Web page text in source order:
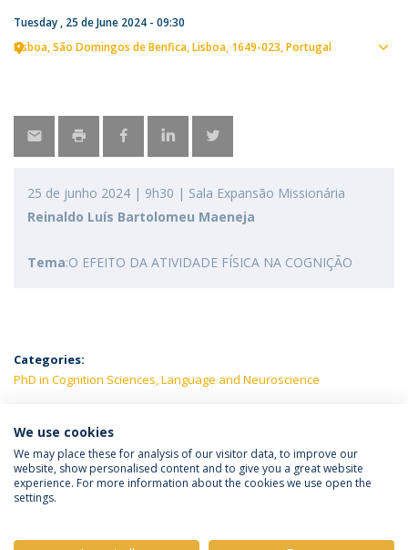
Tuesday , 25 de June 2024 - 09:30
Lisboa São Domingos de Benfica, Lisboa 1649-023 Portugal
25 de junho 2024 | 9h30 | Sala Expansão Missionária
Reinaldo Luís Bartolomeu Maeneja
Tema:O EFEITO DA ATIVIDADE FÍSICA NA COGNIÇÃO
Categories:
PhD in Cognition Sciences, Language and Neuroscience
LATEST NEWS
Política de Privacidade
Termos e Condições
We use cookies
We may place these for analysis of our visitor data, to improve our
website, show personalised content and to give you a great website
experience. For more information about the cookies we use open the
settings.